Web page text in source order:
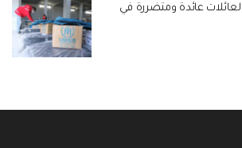
عائدة ومتضررة في